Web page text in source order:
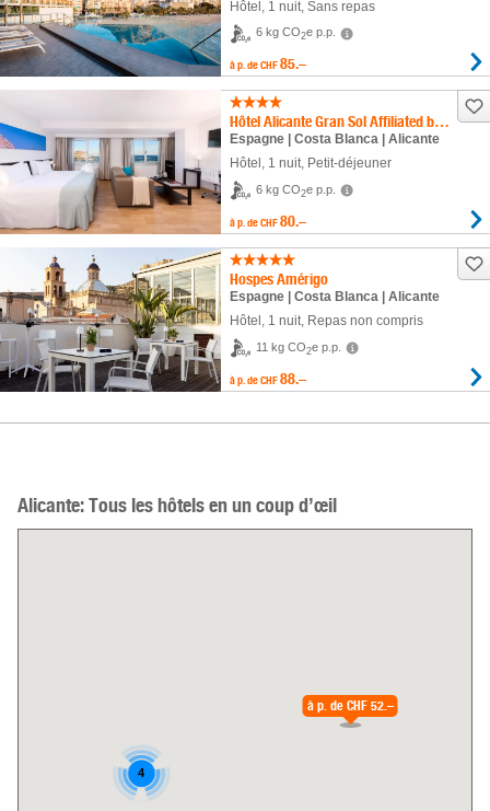
Hôtel 1 nuit, Sans repas
6 kg CO2e p.p.
à p. de CHF 85.–
Hôtel Alicante Gran Sol Affiliated by Meliá
Espagne | Costa Blanca | Alicante
Hôtel , 1 nuit, Petit-déjeuner
6 kg CO2e p.p.
à p. de CHF 80.–
Hospes Amérigo
Espagne | Costa Blanca | Alicante
Hôtel , 1 nuit, Repas non compris
11 kg CO2e p.p.
à p. de CHF 88.–
Alicante: Tous les hôtels en un coup d’œil
4
à p. de CHF 52.–